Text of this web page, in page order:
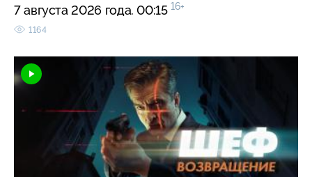
7 августа 2026 года. 00:15 16+
1164